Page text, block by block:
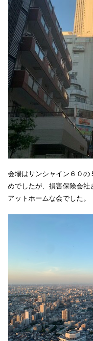
会場はサンシャイン６０
めでしたが、損害保険会
アットホームな会でした。